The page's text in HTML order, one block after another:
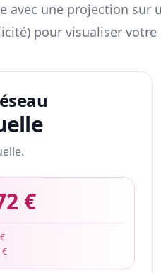
une projection sur
pour visualiser
€
€